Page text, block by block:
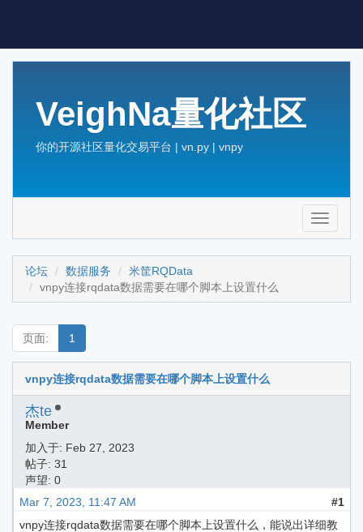
VeighNa量化社区
你的开源社区量化交易平台 | vn.py | vnpy
Toggle
论坛 数据服务
米筐RQData
vnpy连接rqdata数据需要在哪个脚本上设置什么
页面: 1
vnpy连接rqdata数据需要在哪个脚本上设置什么
杰te
Member
加入于: Feb 27, 2023
帖子: 31
声望: 0
Mar 7, 2023, 11:47 AM
#1
vnpy连接rqdata数据需要在哪个脚本上设置什么，能说出详细教